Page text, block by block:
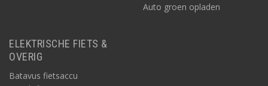
Auto groen opladen
ELEKTRISCHE FIETS &
OVERIG
Batavus fietsaccu